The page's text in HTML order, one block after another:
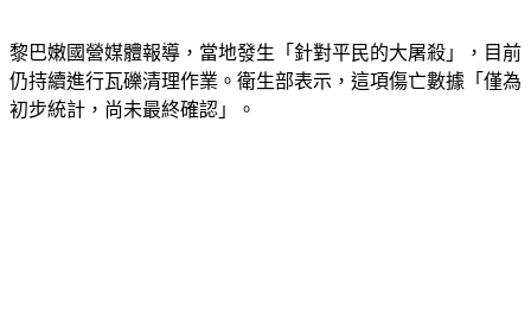
仍持續進行瓦礫清理作業。衛生部表示，這項傷亡數據「僅為
初步統計，尚未最終確認」。